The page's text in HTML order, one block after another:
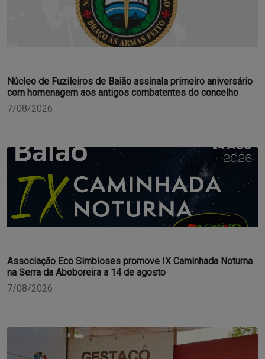
Núcleo de Fuzileiros de Baião assinala primeiro aniversário
com homenagem aos antigos combatentes do concelho
7/08/2026
Associação Eco Simbioses promove IX Caminhada Noturna
na Serra da Aboboreira a 14 de agosto
7/08/2026